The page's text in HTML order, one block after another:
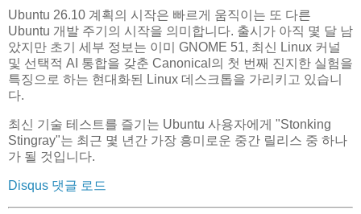
Ubuntu 26.10 계획의 시작은 빠르게 움직이는 또 다른
Ubuntu 개발 주기의 시작을 의미합니다. 출시가 아직 몇 달 남
았지만 초기 세부 정보는 이미 GNOME 51, 최신 Linux 커널
및 선택적 AI 통합을 갖춘 Canonical의 첫 번째 진지한 실험을
특징으로 하는 현대화된 Linux 데스크톱을 가리키고 있습니
다.
최신 기술 테스트를 즐기는 Ubuntu 사용자에게 "Stonking
Stingray"는 최근 몇 년간 가장 흥미로운 중간 릴리스 중 하나
가 될 것입니다.
Disqus 댓글 로드